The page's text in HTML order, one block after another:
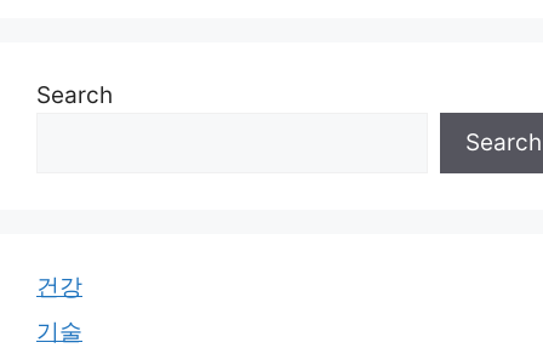
Search
Search
건강
기술